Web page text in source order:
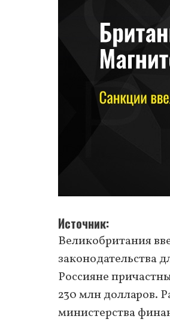
Источник
Великобритания
законодательства
Россияне
230 млн долларов.
министерства